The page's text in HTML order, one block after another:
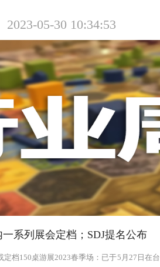
2023-05-30 10:34:53
一系列展会定档；SDJ提名公布
定档150桌游展2023春季场：已于5月27日在